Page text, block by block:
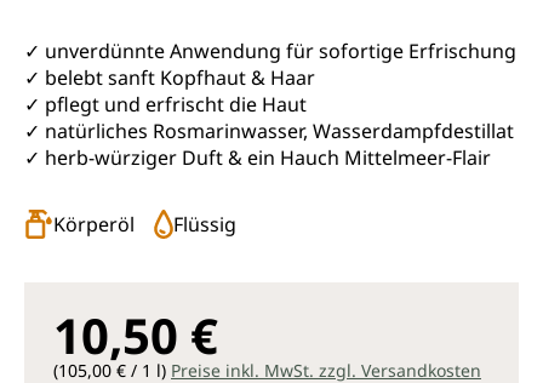
✓ unverdünnte Anwendung für sofortige Erfrischung
✓ belebt sanft Kopfhaut & Haar
✓ pflegt und erfrischt die Haut
✓ natürliches Rosmarinwasser, Wasserdampfdestillat
✓ herb-würziger Duft & ein Hauch Mittelmeer-Flair
Körperöl Flüssig
10,50 €
(105,00 € / 1 l) Preise inkl. MwSt. zzgl. Versandkosten